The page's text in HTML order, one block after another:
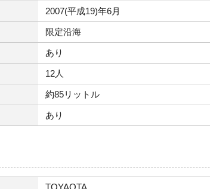
2007(平成19)年6月
限定沿海
あり
12人
約85リットル
あり